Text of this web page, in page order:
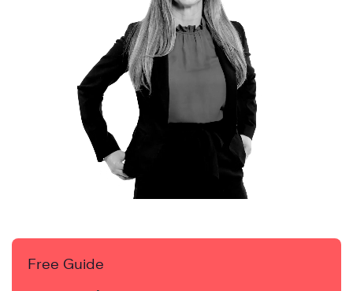
Free Guide